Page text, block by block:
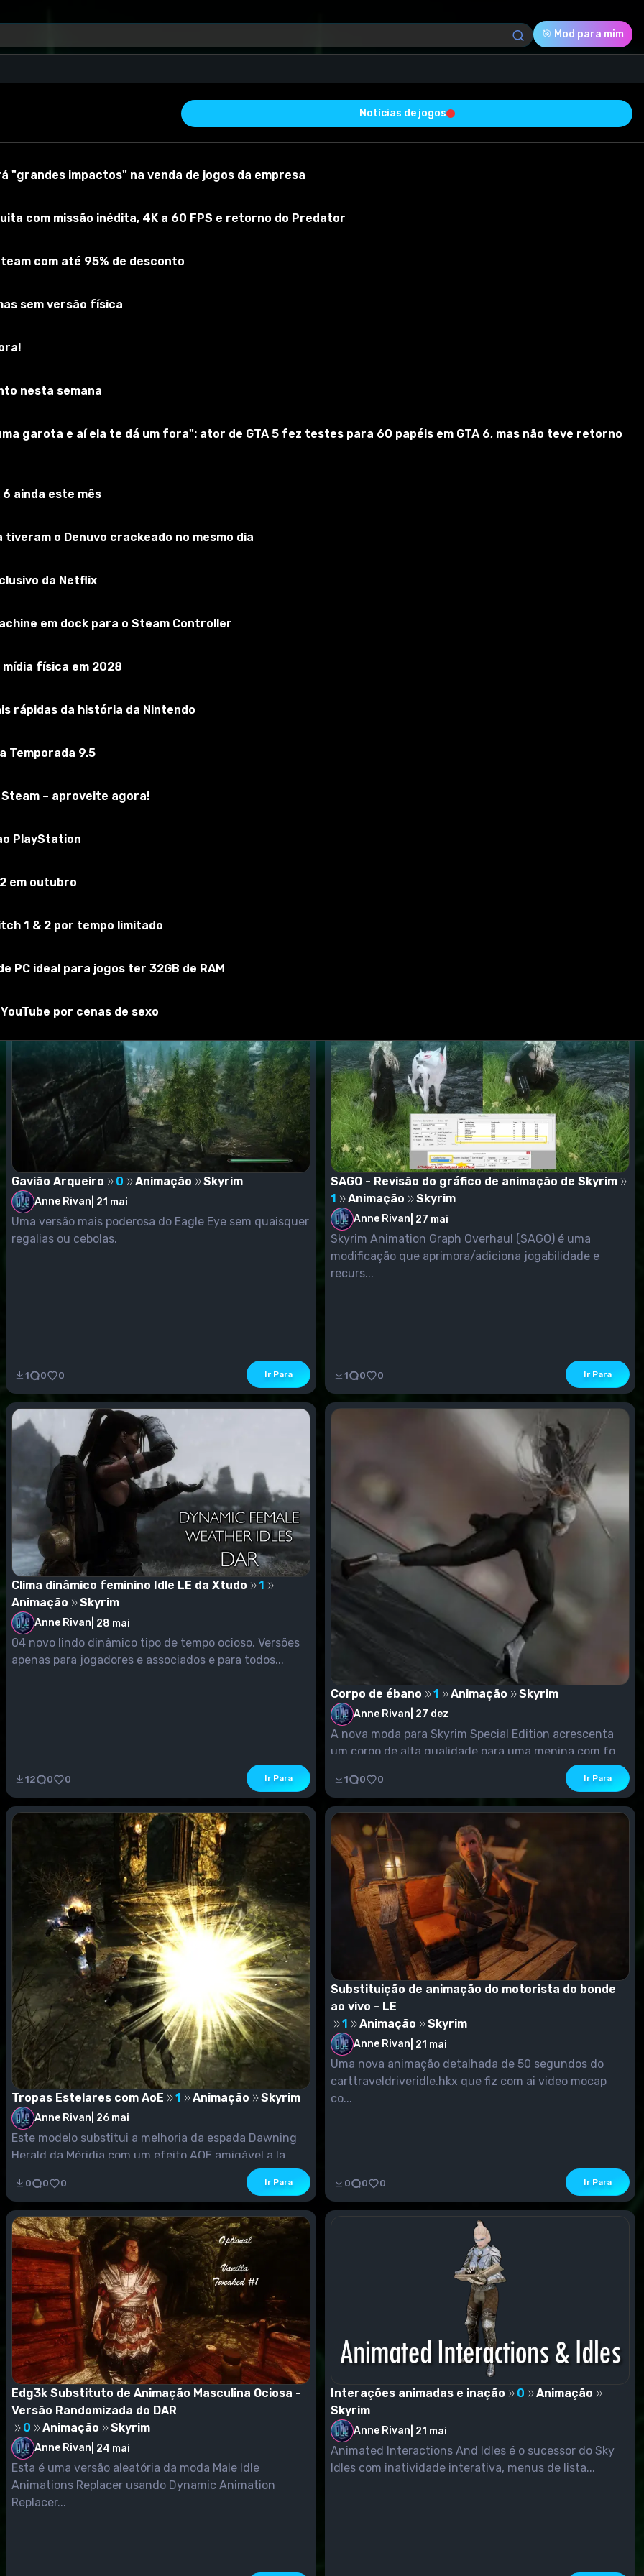
🎯 Mod para mim
Versão do mod:
Inscreva-se no jogo
para a pasta de dados
Gavião Arqueiro 0 Animação Skyrim
Anne Rivan 21 mai
Uma versão mais poderosa do Eagle Eye sem quaisquer
regalias ou cebolas.
1 0 0 Ir Para
SAGO - Revisão do gráfico de animação de Skyrim
1
Animação Skyrim
Anne Rivan 27 mai
Skyrim Animation Graph Overhaul (SAGO) é uma
modificação que aprimora/adiciona jogabilidade e
recurs...
1 0 0 Ir Para
Clima dinâmico feminino Idle LE da Xtudo
1
Animação
Skyrim
Anne Rivan 28 mai
04 novo lindo dinâmico tipo de tempo ocioso. Versões
apenas para jogadores e associados e para todos...
12 0 0 Ir Para
Corpo de ébano 1 Animação Skyrim
Anne Rivan 27 dez
A nova moda para Skyrim Special Edition acrescenta
um corpo de alta qualidade para uma menina com fo...
1 0 0 Ir Para
Tropas Estelares com AoE 1 Animação Skyrim
Anne Rivan 26 mai
Este modelo substitui a melhoria da espada Dawning
Herald da Méridia com um efeito AOE amigável a la...
0 0 0 Ir Para
Substituição de animação do motorista do bonde
ao vivo - LE
1
Animação Skyrim
Anne Rivan 21 mai
Uma nova animação detalhada de 50 segundos do
carttraveldriveridle.hkx que fiz com ai video mocap
co...
0 0 0 Ir Para
Edg3k Substituto de Animação Masculina Ociosa -
Versão Randomizada do DAR
0
Animação Skyrim
Anne Rivan 24 mai
Esta é uma versão aleatória da moda Male Idle
Animations Replacer usando Dynamic Animation
Replacer...
Interações animadas e inação 0
Animação
Skyrim
Anne Rivan 21 mai
Animated Interactions And Idles é o sucessor do Sky
Idles com inatividade interativa, menus de lista...
Download (9.56 Mb)
Notícias de jogos
"grandes impactos" na venda de jogos da empresa
com missão inédita, 4K a 60 FPS e retorno do Predator
com até 95% de desconto
sem versão física
nesta semana
garota e aí ela te dá um fora": ator de GTA 5 fez testes para 60 papéis em GTA 6, mas não teve retorno
ainda este mês
o Denuvo crackeado no mesmo dia
da Netflix
em dock para o Steam Controller
mídia física em 2028
rápidas da história da Nintendo
Temporada 9.5
– aproveite agora!
PlayStation
em outubro
1 & 2 por tempo limitado
ideal para jogos ter 32GB de RAM
por cenas de sexo